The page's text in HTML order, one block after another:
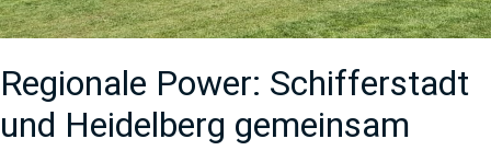
Regionale Power: Schifferstadt
und Heidelberg gemeinsam